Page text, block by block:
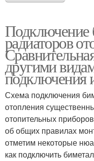
Подключение
радиаторов
другими
подключения
Схема подключения
отопления
отопительных
об общих правилах
отметим некоторые
как подключить